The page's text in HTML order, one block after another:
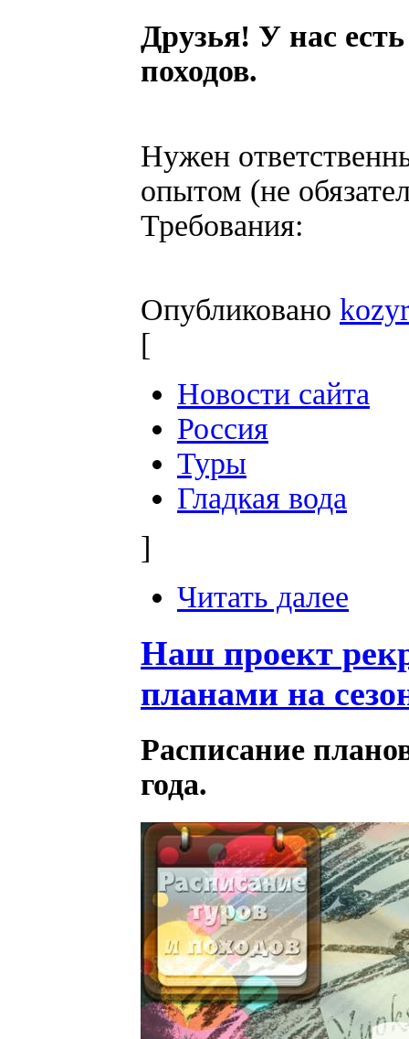
Друзья! У нас
походов.
Нужен
опытом (не
Требования:
Опубликовано
[
Новости сайта
Россия
Туры
Гладкая вода
]
Читать далее
Наш проект
планами на
Расписание
года.